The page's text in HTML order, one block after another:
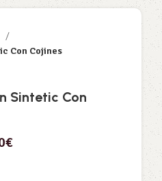
Con Cojines
Sintetic Con
€